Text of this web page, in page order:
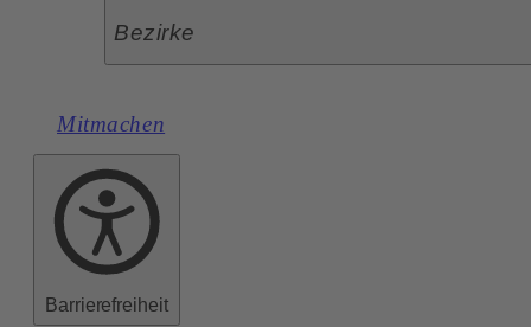
Bezirke
Mitmachen
Barrierefreiheit